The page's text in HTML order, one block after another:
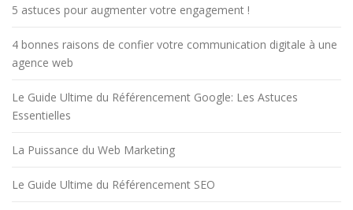
5 astuces pour augmenter votre engagement !
4 bonnes raisons de confier votre communication digitale à une
agence web
Le Guide Ultime du Référencement Google: Les Astuces
Essentielles
La Puissance du Web Marketing
Le Guide Ultime du Référencement SEO